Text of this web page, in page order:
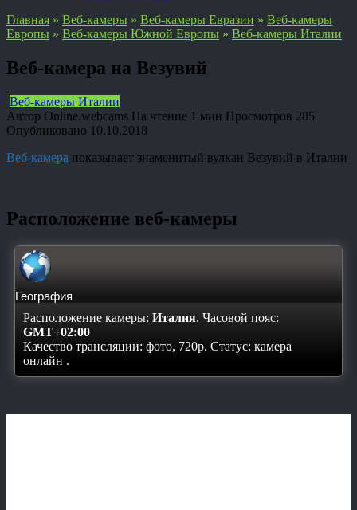
Главная » Веб-камеры » Веб-камеры Евразии » Веб-камеры
Европы » Веб-камеры Южной Европы » Веб-камеры Италии
Веб-камера на Везувий
Веб-камеры Италии
Автор Online.webcams На чтение 1 мин Просмотров 285
Опубликовано 10.10.2018
Веб-камера показывает знаменитый вулкан Везувий в Италии
Расположение веб-камеры
География
Расположение камеры: Италия. Часовой пояс:
GMT+02:00
Качество трансляции: фото, 720p. Статус: камера
онлайн .